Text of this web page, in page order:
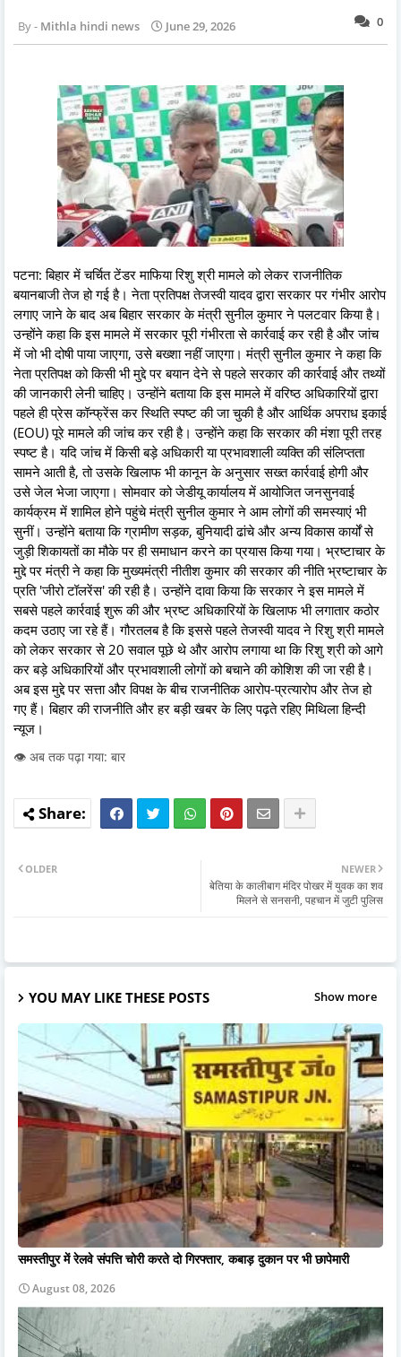
0
Mithla hindi news June 29, 2026
पटना: बिहार में चर्चित टेंडर माफिया रिशु श्री मामले को लेकर राजनीतिक
बयानबाजी तेज हो गई है। नेता प्रतिपक्ष तेजस्वी यादव द्वारा सरकार पर गंभीर आरोप
लगाए जाने के बाद अब बिहार सरकार के मंत्री सुनील कुमार ने पलटवार किया है।
उन्होंने कहा कि इस मामले में सरकार पूरी गंभीरता से कार्रवाई कर रही है और जांच
में जो भी दोषी पाया जाएगा, उसे बख्शा नहीं जाएगा। मंत्री सुनील कुमार ने कहा कि
नेता प्रतिपक्ष को किसी भी मुद्दे पर बयान देने से पहले सरकार की कार्रवाई और तथ्यों
की जानकारी लेनी चाहिए। उन्होंने बताया कि इस मामले में वरिष्ठ अधिकारियों द्वारा
पहले ही प्रेस कॉन्फ्रेंस कर स्थिति स्पष्ट की जा चुकी है और आर्थिक अपराध इकाई
(EOU) पूरे मामले की जांच कर रही है। उन्होंने कहा कि सरकार की मंशा पूरी तरह
स्पष्ट है। यदि जांच में किसी बड़े अधिकारी या प्रभावशाली व्यक्ति की संलिप्तता
सामने आती है, तो उसके खिलाफ भी कानून के अनुसार सख्त कार्रवाई होगी और
उसे जेल भेजा जाएगा। सोमवार को जेडीयू कार्यालय में आयोजित जनसुनवाई
कार्यक्रम में शामिल होने पहुंचे मंत्री सुनील कुमार ने आम लोगों की समस्याएं भी
सुनीं। उन्होंने बताया कि ग्रामीण सड़क, बुनियादी ढांचे और अन्य विकास कार्यों से
जुड़ी शिकायतों का मौके पर ही समाधान करने का प्रयास किया गया। भ्रष्टाचार के
मुद्दे पर मंत्री ने कहा कि मुख्यमंत्री नीतीश कुमार की सरकार की नीति भ्रष्टाचार के
प्रति 'जीरो टॉलरेंस' की रही है। उन्होंने दावा किया कि सरकार ने इस मामले में
सबसे पहले कार्रवाई शुरू की और भ्रष्ट अधिकारियों के खिलाफ भी लगातार कठोर
कदम उठाए जा रहे हैं। गौरतलब है कि इससे पहले तेजस्वी यादव ने रिशु श्री मामले
को लेकर सरकार से 20 सवाल पूछे थे और आरोप लगाया था कि रिशु श्री को आगे
कर बड़े अधिकारियों और प्रभावशाली लोगों को बचाने की कोशिश की जा रही है।
अब इस मुद्दे पर सत्ता और विपक्ष के बीच राजनीतिक आरोप-प्रत्यारोप और तेज हो
गए हैं। बिहार की राजनीति और हर बड़ी खबर के लिए पढ़ते रहिए मिथिला हिन्दी
न्यूज।
👁️ अब तक पढ़ा गया: बार
NEWER
बेतिया के कालीबाग मंदिर पोखर में युवक का शव
मिलने से सनसनी, पहचान में जुटी पुलिस
OLDER
YOU MAY LIKE THESE POSTS Show more
समस्तीपुर में रेलवे संपत्ति चोरी करते दो गिरफ्तार, कबाड़ दुकान पर भी छापेमारी
August 08, 2026